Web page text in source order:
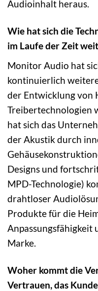
Audioinhalt heraus.
Wie hat sich die
im Laufe der Zeit
Monitor Audio hat
kontinuierlich
der Entwicklung von
Treibertechnologien
hat sich das
der Akustik durch
Designs und
MPD-Technologie)
drahtloser
Produkte für die
Marke.
Woher kommt die
Vertrauen, das